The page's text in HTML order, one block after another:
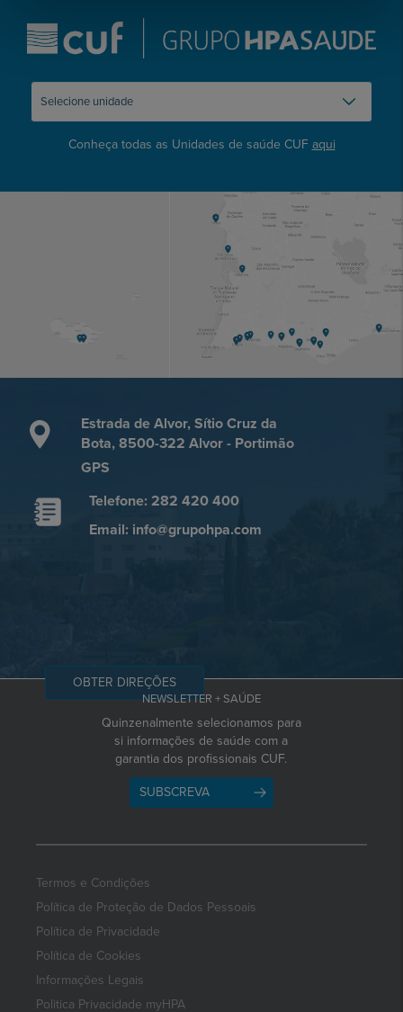
Conheça todas as Unidades de saúde CUF aqui
Estrada de Alvor, Sítio Cruz da
Bota, 8500-322 Alvor - Portimão
GPS
Telefone: 282 420 400
Email: info@grupohpa.com
OBTER DIREÇÕES
NEWSLETTER + SAÚDE
Quinzenalmente selecionamos para
si informações de saúde com a
garantia dos profissionais CUF.
SUBSCREVA
Termos e Condições
Política de Proteção de Dados Pessoais
Política de Privacidade
Política de Cookies
Informações Legais
Politica Privacidade myHPA